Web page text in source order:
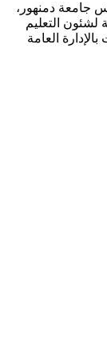
جامعة دمنهور،
لشئون التعليم
العامة